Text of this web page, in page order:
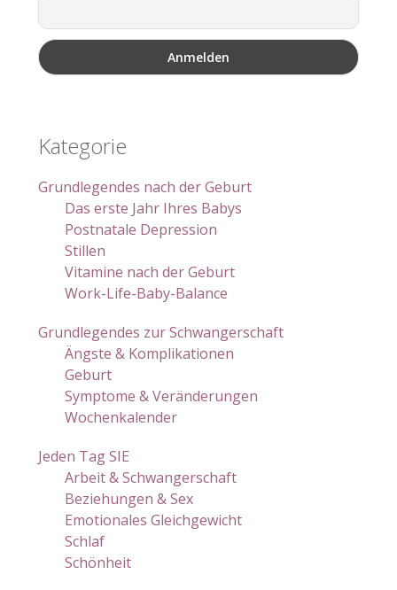
Kategorie
Grundlegendes nach der Geburt
Das erste Jahr Ihres Babys
Postnatale Depression
Stillen
Vitamine nach der Geburt
Work-Life-Baby-Balance
Grundlegendes zur Schwangerschaft
Ängste & Komplikationen
Geburt
Symptome & Veränderungen
Wochenkalender
Jeden Tag SIE
Arbeit & Schwangerschaft
Beziehungen & Sex
Emotionales Gleichgewicht
Schlaf
Schönheit